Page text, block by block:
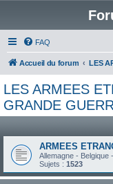
FAQ
Accueil du forum
LES ARMEES
GRANDE
ARMEES
Allemagne -
Sujets : 1523